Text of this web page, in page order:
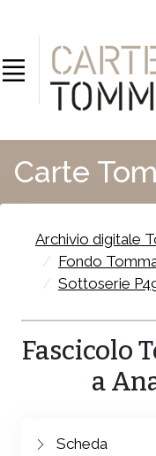
Carte
Archivio digitale
Fondo
Sottoserie
Fascicolo
a
Scheda